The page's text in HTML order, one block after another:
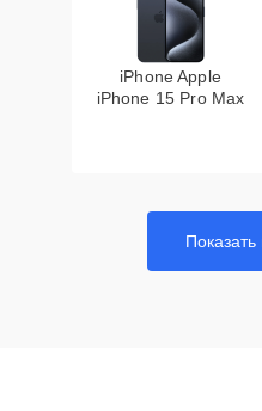
iPhone Apple
iPhone 15 Pro Max